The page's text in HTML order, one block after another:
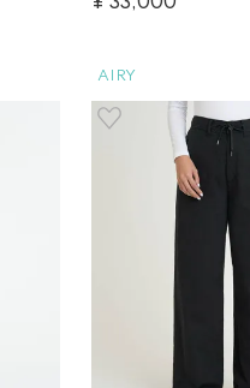
AIRY